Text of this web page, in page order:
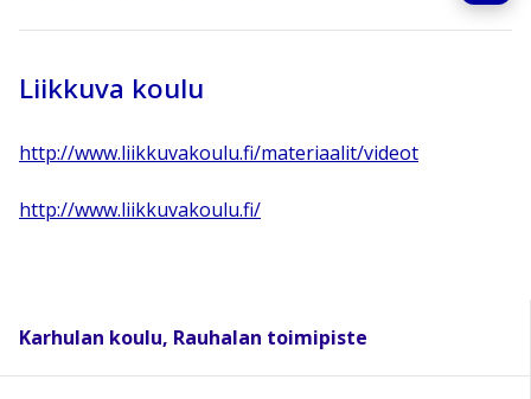
Liikkuva koulu
http://www.liikkuvakoulu.fi/materiaalit/videot
http://www.liikkuvakoulu.fi/
Karhulan koulu, Rauhalan toimipiste